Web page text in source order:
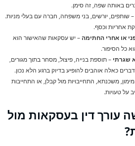
באותה שפה, זה סימן.
יורשים, בני משפחה, חברה עם בעלי מניות.
וכסף.
או אחרי החתימה– יש עסקאות שהאישור הוא
הסיפור.
– תוספת בנייה, פיצול, מסחר בתוך מגורים,
כאלה אוהבים להופיע בדיוק ברגע הלא נכון.
משכנתא, התחייבויות מול קבלן, או התחייבות
טעויות.
דין בעסקאות מול